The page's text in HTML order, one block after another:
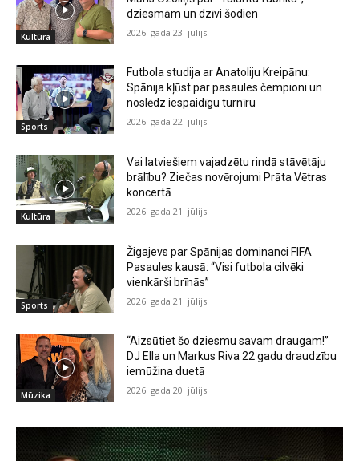
Kultūra
dziesmām un dzīvi šodien
2026. gada 23. jūlijs
Sports
Futbola studija ar Anatoliju Kreipānu:
Spānija kļūst par pasaules čempioni un
noslēdz iespaidīgu turnīru
2026. gada 22. jūlijs
Kultūra
Vai latviešiem vajadzētu rindā stāvētāju
brālību? Ziečas novērojumi Prāta Vētras
koncertā
2026. gada 21. jūlijs
Sports
Žigajevs par Spānijas dominanci FIFA
Pasaules kausā: “Visi futbola cilvēki
vienkārši brīnās”
2026. gada 21. jūlijs
Mūzika
“Aizsūtiet šo dziesmu savam draugam!”
DJ Ella un Markus Riva 22 gadu draudzību
iemūžina duetā
2026. gada 20. jūlijs